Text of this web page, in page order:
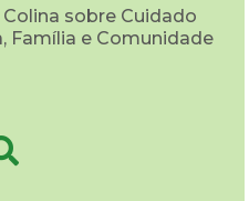
sobre Cuidado
Família e Comunidade